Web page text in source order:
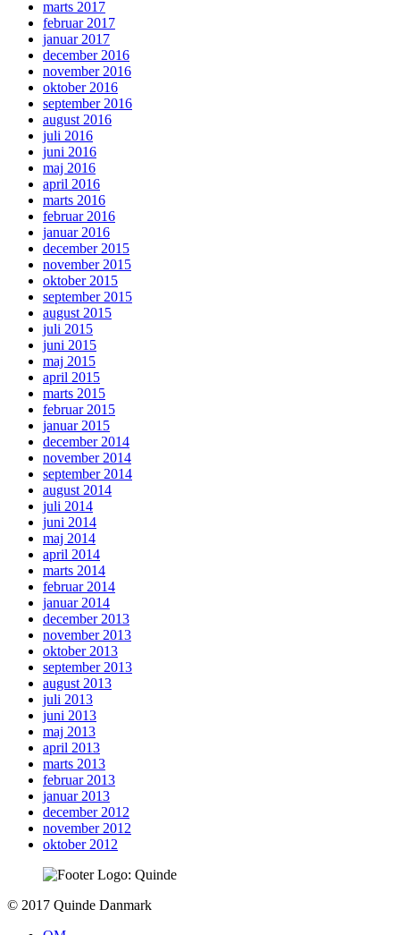
marts 2017
februar 2017
januar 2017
december 2016
november 2016
oktober 2016
september 2016
august 2016
juli 2016
juni 2016
maj 2016
april 2016
marts 2016
februar 2016
januar 2016
december 2015
november 2015
oktober 2015
september 2015
august 2015
juli 2015
juni 2015
maj 2015
april 2015
marts 2015
februar 2015
januar 2015
december 2014
november 2014
september 2014
august 2014
juli 2014
juni 2014
maj 2014
april 2014
marts 2014
februar 2014
januar 2014
december 2013
november 2013
oktober 2013
september 2013
august 2013
juli 2013
juni 2013
maj 2013
april 2013
marts 2013
februar 2013
januar 2013
december 2012
november 2012
oktober 2012
To
© 2017 Quinde Danmark